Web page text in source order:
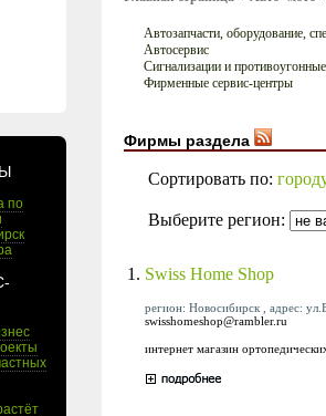
по
Автозапчасти, оборудование,
Автосервис
Сигнализации и
Фирменные сервис-центры
Фирмы раздела
Сортировать по:
Выберите регион:
1. Swiss Home Shop
регион: Новосибирск , адрес:
swisshomeshop@rambler.ru
интернет магазин